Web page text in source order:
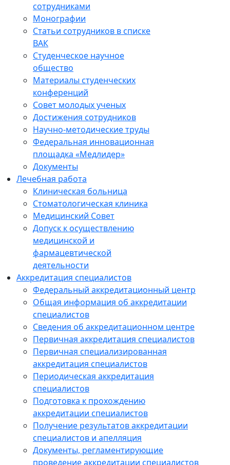
сотрудниками
Монографии
Статьи сотрудников в списке
ВАК
Студенческое научное
общество
Материалы студенческих
конференций
Совет молодых ученых
Достижения сотрудников
Научно-методические труды
Федеральная инновационная
площадка «Медлидер»
Документы
Лечебная работа
Клиническая больница
Стоматологическая клиника
Медицинский Совет
Допуск к осуществлению
медицинской и
фармацевтической
деятельности
Аккредитация специалистов
Федеральный аккредитационный центр
Общая информация об аккредитации
специалистов
Сведения об аккредитационном центре
Первичная аккредитация специалистов
Первичная специализированная
аккредитация специалистов
Периодическая аккредитация
специалистов
Подготовка к прохождению
аккредитации специалистов
Получение результатов аккредитации
специалистов и апелляция
Документы, регламентирующие
проведение аккредитации специалистов